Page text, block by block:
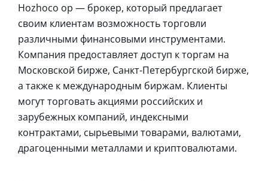
Hozhoco op — брокер, который предлагает
своим клиентам возможность торговли
различными финансовыми инструментами.
Компания предоставляет доступ к торгам на
Московской бирже, Санкт-Петербургской бирже,
а также к международным биржам. Клиенты
могут торговать акциями российских и
зарубежных компаний, индексными
контрактами, сырьевыми товарами, валютами,
драгоценными металлами и криптовалютами.